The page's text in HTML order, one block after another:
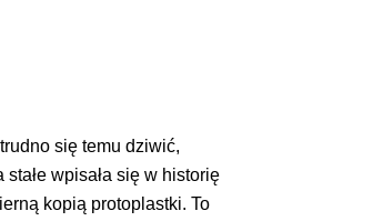
się temu dziwić,
wpisała się w historię
kopią protoplastki. To